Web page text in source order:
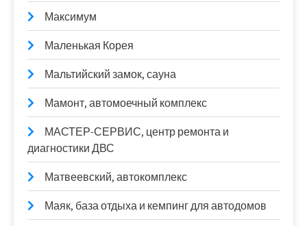
Максимум
Маленькая Корея
Мальтийский замок, сауна
Мамонт, автомоечный комплекс
МАСТЕР-СЕРВИС, центр ремонта и
диагностики ДВС
Матвеевский, автокомплекс
Маяк, база отдыха и кемпинг для автодомов